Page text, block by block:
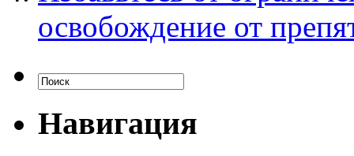
освобождение от
Навигация